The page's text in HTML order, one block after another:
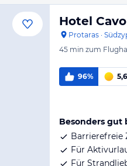
Hotel
Protaras ·
45 min zum
96% 5,6
Besonders gut
Barrierefreie
Für
Für